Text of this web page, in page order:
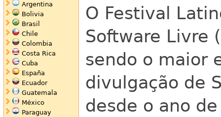
Argentina
Bolivia
Brasil
Chile
Colombia
Costa Rica
Cuba
España
Ecuador
Guatemala
México
Paraguay
O Festival
Software Livre
sendo o maior
divulgação de
desde o ano